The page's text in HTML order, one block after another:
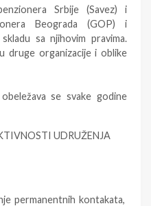
Srbije (Savez) i
Beograda (GOP) i
sa njihovim pravima.
druge organizacije i oblike
se svake godine
UDRUŽENJA
permanentnih kontakata,